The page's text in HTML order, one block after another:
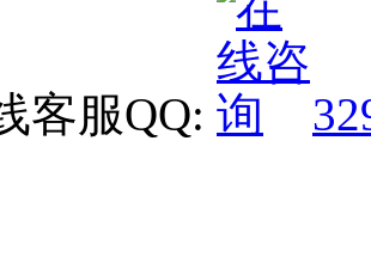
客服QQ: